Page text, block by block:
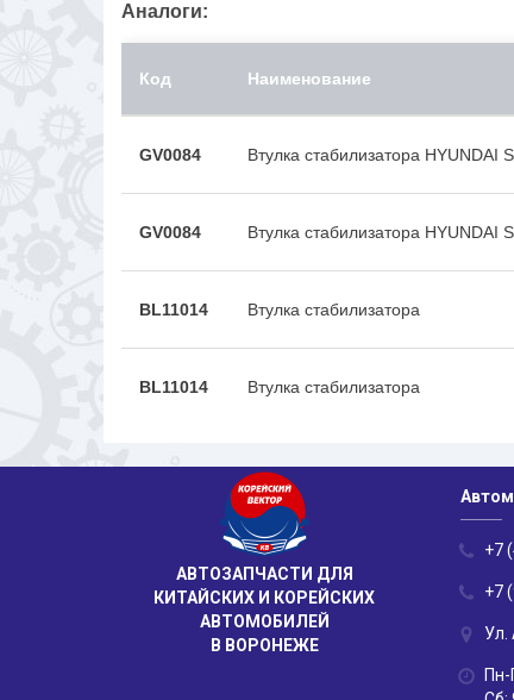
Аналоги:
Код Наименование
GV0084 Втулка стабилизатора HYUNDAI
GV0084 Втулка стабилизатора HYUNDAI
BL11014 Втулка стабилизатора
BL11014 Втулка стабилизатора
АВТОЗАПЧАСТИ ДЛЯ
КИТАЙСКИХ И КОРЕЙСКИХ
АВТОМОБИЛЕЙ
В ВОРОНЕЖЕ
+7
+7
Ул.
Пн-